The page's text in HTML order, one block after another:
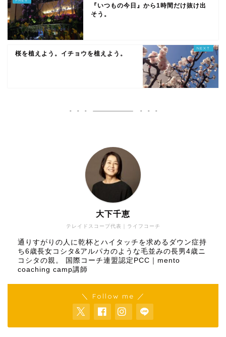
『いつもの今日』から1時間だけ抜け出
そう。
桜を植えよう。イチョウを植えよう。
テレイドスコープ代表｜ライフコーチ
大下千恵
通りすがりの人に乾杯とハイタッチを求めるダウン症持
ち6歳長女コシタ&アルパカのような毛並みの長男4歳ニ
コシタの親。 国際コーチ連盟認定PCC｜mento
coaching camp講師
＼ Follow me ／